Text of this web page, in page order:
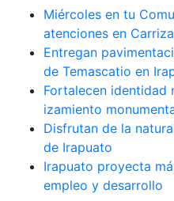
Miércoles en tu
atenciones en
Entregan
de Temascatio en
Fortalecen identidad
izamiento
Disfrutan de la
de Irapuato
Irapuato proyecta
empleo y desarrollo